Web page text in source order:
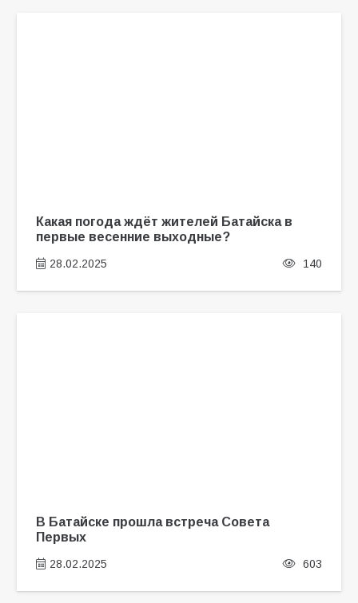
Какая погода ждёт жителей Батайска в
первые весенние выходные?
28.02.2025 140
В Батайске прошла встреча Совета
Первых
28.02.2025 603